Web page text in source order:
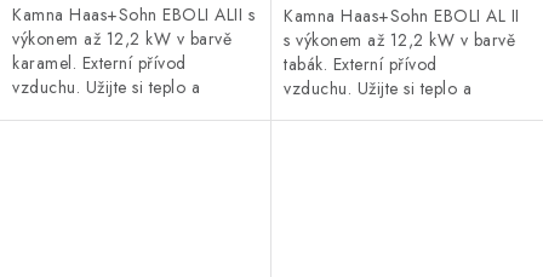
Kamna Haas+Sohn EBOLI ALII s
výkonem až 12,2 kW v barvě
karamel. Externí přívod
vzduchu. Užijte si teplo a
Kamna Haas+Sohn EBOLI AL II
s výkonem až 12,2 kW v barvě
tabák. Externí přívod
vzduchu. Užijte si teplo a